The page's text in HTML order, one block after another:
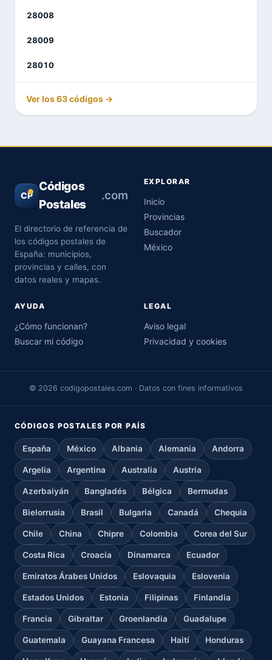
28008
28009
28010
Ver los 63 códigos →
CP
Códigos
Postales
.com
El directorio de referencia de
los códigos postales de
España: municipios,
provincias y calles, con
datos reales y mapas.
EXPLORAR
Inicio
Provincias
Buscador
México
AYUDA
¿Cómo funcionan?
Buscar mi código
LEGAL
Aviso legal
Privacidad y cookies
© 2026 codigopostales.com · Datos con fines informativos
CÓDIGOS POSTALES POR PAÍS
España México Albania Alemania Andorra
Argelia Argentina Australia Austria
Azerbaiyán Bangladés Bélgica Bermudas
Bielorrusia Brasil Bulgaria Canadá Chequia
Chile China Chipre Colombia Corea del Sur
Costa Rica Croacia Dinamarca Ecuador
Emiratos Árabes Unidos Eslovaquia Eslovenia
Estados Unidos Estonia Filipinas Finlandia
Francia Gibraltar Groenlandia Guadalupe
Guatemala Guayana Francesa Haití Honduras